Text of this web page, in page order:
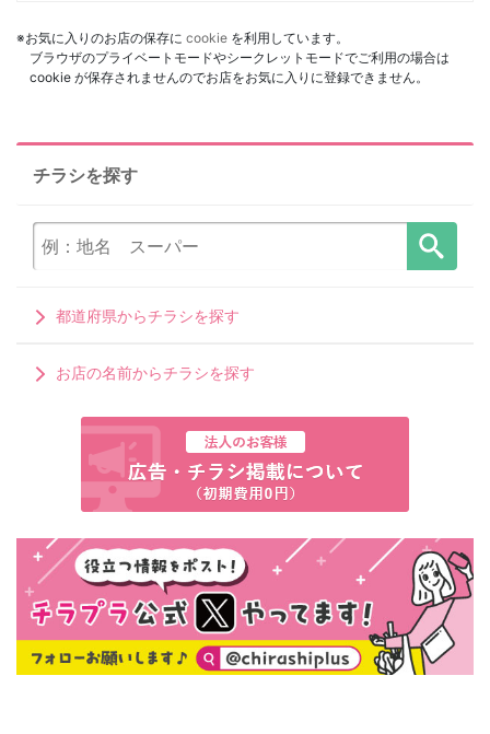
※お気に入りのお店の保存に cookie を利用しています。
ブラウザのプライベートモードやシークレットモードでご利用の場合は
cookie が保存されませんのでお店をお気に入りに登録できません。
チラシを探す
都道府県からチラシを探す
お店の名前からチラシを探す